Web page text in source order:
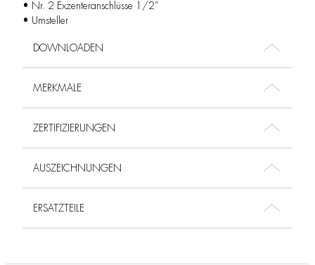
• Nr. 2 Exzenteranschlüsse 1/2”
• Umsteller
DOWNLOADEN
MERKMALE
ZERTIFIZIERUNGEN
AUSZEICHNUNGEN
ERSATZTEILE